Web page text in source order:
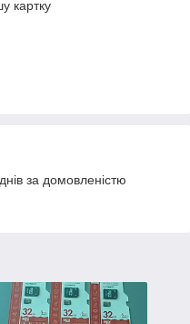
картку
за домовленістю